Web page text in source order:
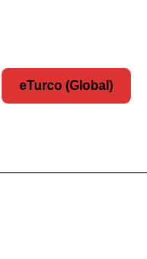
eTurco (Global)